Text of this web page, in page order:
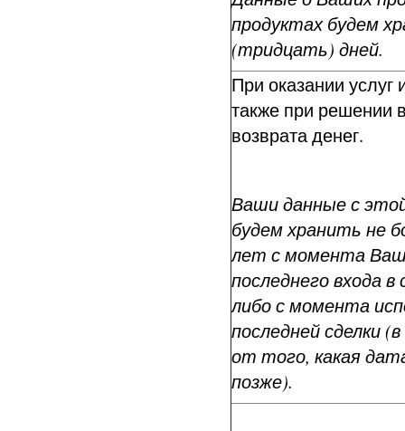
продуктах будем
(тридцать) дней.
При оказании
также при решении
возврата денег.
Ваши данные с
будем хранить не
лет с момента
последнего входа в
либо с момента
последней сделки
от того, какая
позже).